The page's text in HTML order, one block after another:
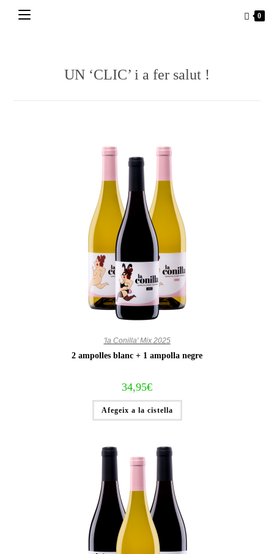
0
UN ‘CLIC’ i a fer salut !
'la Conilla' Mix 2025
2 ampolles blanc + 1 ampolla negre
34,95€
Afegeix a la cistella